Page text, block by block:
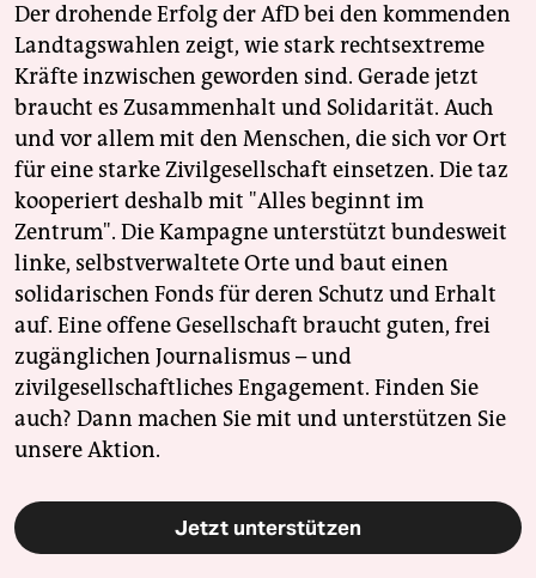
Der drohende Erfolg der AfD bei den kommenden
Landtagswahlen zeigt, wie stark rechtsextreme
Kräfte inzwischen geworden sind. Gerade jetzt
braucht es Zusammenhalt und Solidarität. Auch
und vor allem mit den Menschen, die sich vor Ort
für eine starke Zivilgesellschaft einsetzen. Die taz
kooperiert deshalb mit "Alles beginnt im
Zentrum". Die Kampagne unterstützt bundesweit
linke, selbstverwaltete Orte und baut einen
solidarischen Fonds für deren Schutz und Erhalt
auf. Eine offene Gesellschaft braucht guten, frei
zugänglichen Journalismus – und
zivilgesellschaftliches Engagement. Finden Sie
auch? Dann machen Sie mit und unterstützen Sie
unsere Aktion.
Jetzt unterstützen